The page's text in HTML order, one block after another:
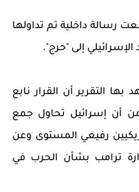
رسالة داخلية تم تداولها
إلى "حرج".
التقرير أن القرار نابع
أن إسرائيل تحاول جمع
رفيعي المستوى وعن
ترامب بشأن الحرب في